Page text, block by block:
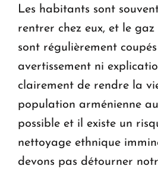
Les habitants sont
rentrer chez eux, et le
sont régulièrement
avertissement ni
clairement de rendre la
population arménienne
possible et il existe un
nettoyage ethnique
devons pas détourner